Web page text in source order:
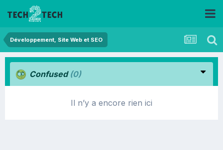
Développement, Site Web et SEO
Confused (0)
Il n’y a encore rien ici